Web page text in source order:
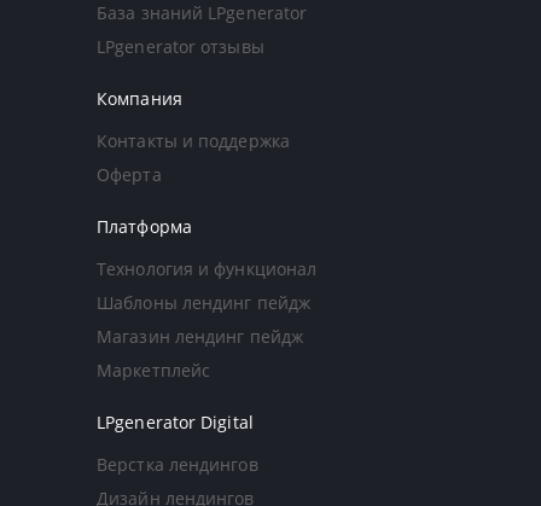
База знаний LPgenerator
LPgenerator отзывы
Компания
Контакты и поддержка
Оферта
Платформа
Технология и функционал
Шаблоны лендинг пейдж
Магазин лендинг пейдж
Маркетплейс
LPgenerator Digital
Верстка лендингов
Дизайн лендингов